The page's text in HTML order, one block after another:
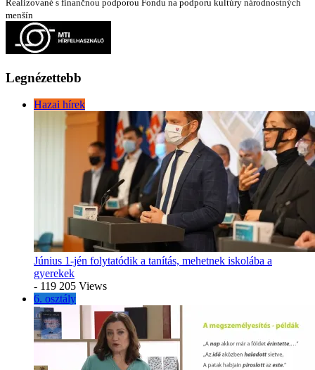
Realizované s finančnou podporou Fondu na podporu kultúry národnostných
menšín
Legnézettebb
Hazai hírek
Június 1-jén folytatódik a tanítás, mehetnek iskolába a
gyerekek
- 119 205 Views
6. osztály